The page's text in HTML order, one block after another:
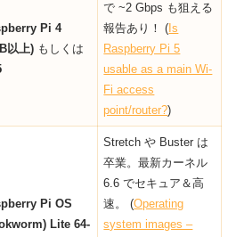
Pi 4
以上) もしくは
で ~2 Gbps も狙える
報告あり！ ( Is
Raspberry Pi 5
usable as a main Wi-
Fi access
point/router?)
Pi OS
Lite 64-
Stretch や Buster は
卒業。最新カーネル
6.6 でセキュア＆高
速。 (Operating
system images –